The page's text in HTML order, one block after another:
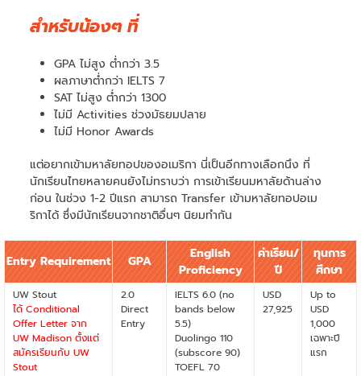
สำหรับน้องๆ ที่
GPA ไม่สูง ต่ำกว่า 3.5
ผลภาษาต่ำกว่า IELTS 7
SAT ไม่สูง ต่ำกว่า 1300
ไม่มี Activities ช่วงมัธยมปลาย
ไม่มี Honor Awards
แต่อยากเข้ามหาลัยทอปของอเมริกา นี่เป็นอีกทางเลือกนึง ที่
นักเรียนไทยหลายคนยังไม่ทราบว่า การเข้าเรียนมหาลัยด้านล่าง
ก่อน ในช่วง 1-2 ปีแรก สามารถ Transfer เข้ามหาลัยทอปอเม
ริกาได้ ซึ่งมีนักเรียนจากชาติอื่นๆ นิยมทำกัน
Entry Requirement GPA
English
Proficiency
ค่าเรียน/
ปี
ทุนการ
ศึกษา
UW Stout
ได้ Conditional
Offer Letter จาก
UW Madison ตั้งแต่
สมัครเรียนกับ UW
Stout
2.0
Direct
Entry
IELTS 6.0 (no
bands below
5.5)
Duolingo 110
(subscore 90)
TOEFL 70
USD
27,925
Up to
USD
1,000
เฉพาะปี
แรก